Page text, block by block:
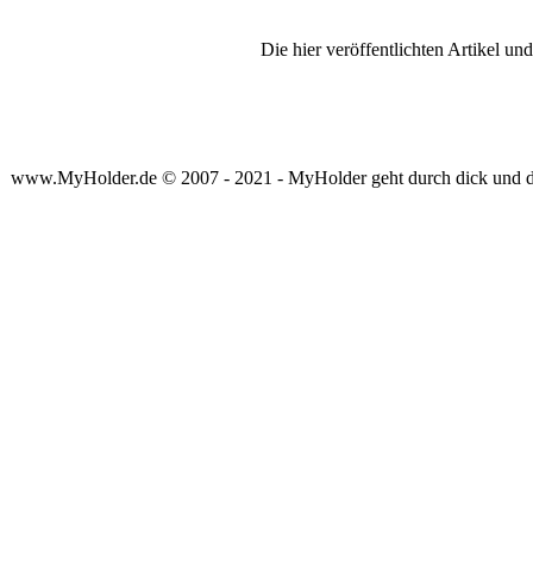
Die hier veröffentlichten Artikel
www.MyHolder.de © 2007 - 2021 - MyHolder geht durch dick und